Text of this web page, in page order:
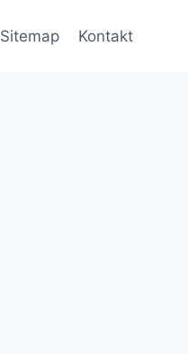
Sitemap Kontakt